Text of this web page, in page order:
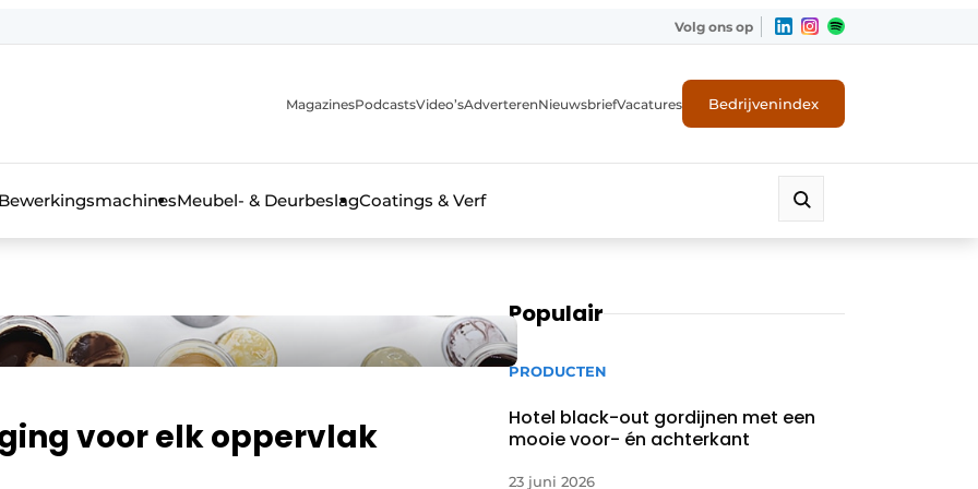
Volg ons op
MagazinesPodcastsVideo’sAdverterenNieuwsbriefVacatures Bedrijvenindex
BewerkingsmachinesMeubel- & DeurbeslagCoatings & Verf
voor elk oppervlak
Populair
PRODUCTEN
Hotel black-out gordijnen met een
mooie voor- én achterkant
23 juni 2026